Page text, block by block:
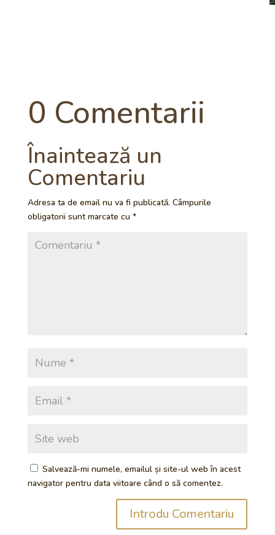
0 Comentarii
Înaintează un
Comentariu
Adresa ta de email nu va fi publicată. Câmpurile
obligatorii sunt marcate cu *
Salvează-mi numele, emailul și site-ul web în acest
navigator pentru data viitoare când o să comentez.
Introdu Comentariu